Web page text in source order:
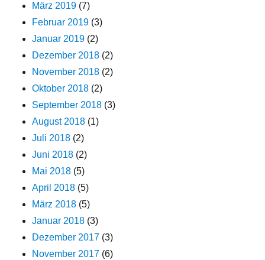
März 2019 (7)
Februar 2019 (3)
Januar 2019 (2)
Dezember 2018 (2)
November 2018 (2)
Oktober 2018 (2)
September 2018 (3)
August 2018 (1)
Juli 2018 (2)
Juni 2018 (2)
Mai 2018 (5)
April 2018 (5)
März 2018 (5)
Januar 2018 (3)
Dezember 2017 (3)
November 2017 (6)